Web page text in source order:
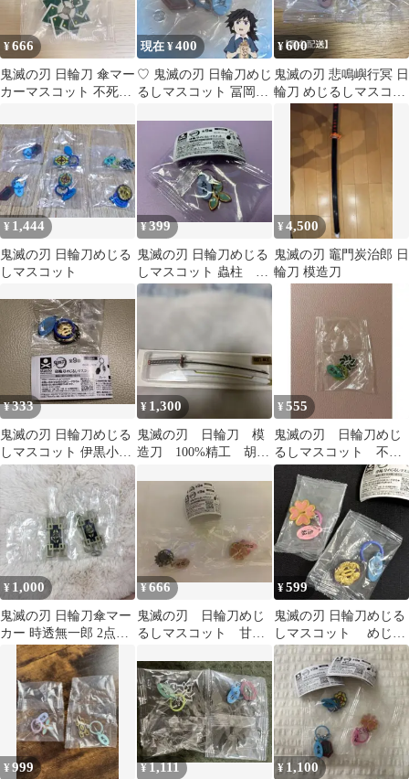
¥666
鬼滅の刃 日輪刀 傘マー
カーマスコット 不死川
現在 ¥400
♡ 鬼滅の刃 日輪刀めじ
るしマスコット 冨岡義
¥600
鬼滅の刃 悲鳴嶼行冥 日
輪刀 めじるしマスコッ
¥ 1,444
鬼滅の刃 日輪刀めじる
しマスコット
¥399
鬼滅の刃 日輪刀めじる
しマスコット 蟲柱 胡
蝶しのぶ
¥4,500
鬼滅の刃 竈門炭治郎 日
輪刀 模造刀
¥333
鬼滅の刃 日輪刀めじる
しマスコット 伊黒小芭
内
¥ 1,300
鬼滅の刃 日輪刀 模
造刀 100%精工 胡蝶
¥ 555
鬼滅の刃 日輪刀めじ
るしマスコット 不死
川実弥
¥ 1,000
鬼滅の刃 日輪刀傘マー
カー 時透無一郎 2点セ
ット
¥666
鬼滅の刃 日輪刀めじ
るしマスコット 甘露
¥599
鬼滅の刃 日輪刀めじる
しマスコット めじる
しチャーム ガチャガ
チャ 伊黒 蜜璃
¥999 ¥1,111 ¥ 1,100